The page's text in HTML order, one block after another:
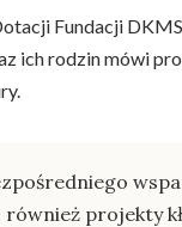
Fundacji
ich rodzin mówi
również projekty